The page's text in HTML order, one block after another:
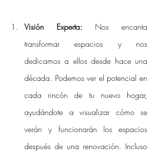
Visión Experta: Nos encanta
transformar espacios y nos
dedicamos a ellos desde hace una
década. Podemos ver el potencial en
cada rincón de tu nuevo hogar,
ayudándote a visualizar cómo se
verán y funcionarán los espacios
después de una renovación. Incluso